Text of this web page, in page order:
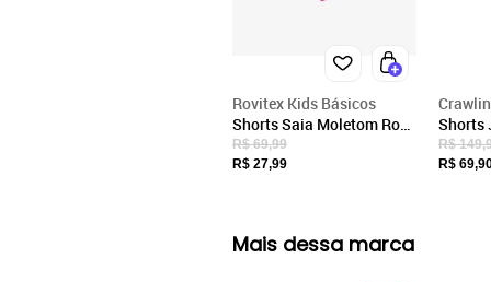
Rovitex Kids Básicos
Shorts Saia Moletom Rovi
Kids Rosa
R$ 69,99
R$ 27,99
Shorts
Alta
R$
R$
Mais dessa marca